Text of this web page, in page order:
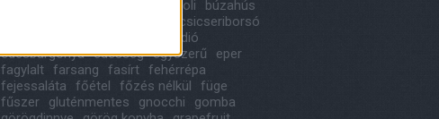
brokkoli
búzahús
csicseriborsó
dió
édesburgonya édesség egyszerű
eper
fagylalt farsang fasírt fehérrépa
fejessaláta
főétel főzés nélkül
füge
fűszer
gluténmentes gnocchi
gomba